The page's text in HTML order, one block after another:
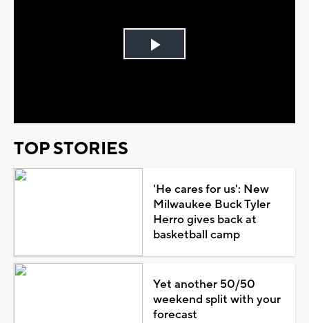
Play
TOP STORIES
'He cares for us': New
Milwaukee Buck Tyler
Herro gives back at
basketball camp
Yet another 50/50
weekend split with your
forecast